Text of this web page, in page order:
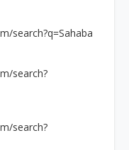
search?q=Sahaba
search?
search?